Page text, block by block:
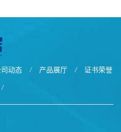
司动态 / 产品展厅 / 证书荣誉
/